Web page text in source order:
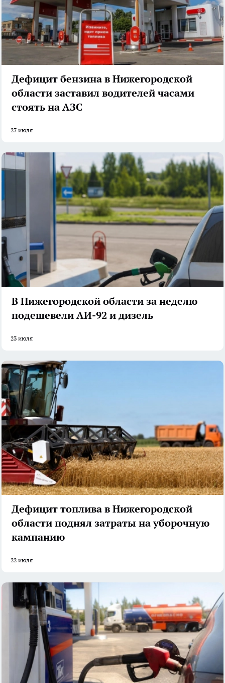
Дефицит бензина в Нижегородской
области заставил водителей часами
стоять на АЗС
27 июля
В Нижегородской области за неделю
подешевели АИ-92 и дизель
23 июля
Дефицит топлива в Нижегородской
области поднял затраты на уборочную
кампанию
22 июля